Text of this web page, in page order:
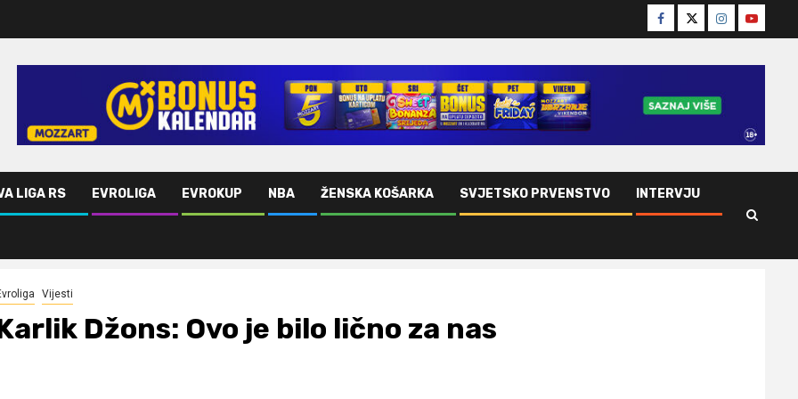
Facebook
TwitterInstagram
Youtube
LIGA RS EVROLIGA EVROKUP NBA ŽENSKA KOŠARKA SVJETSKO PRVENSTVO INTERVJU
Vijesti
Džons: Ovo je bilo lično za nas